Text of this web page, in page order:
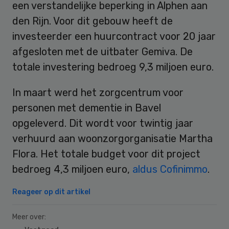
een verstandelijke beperking in Alphen aan
den Rijn. Voor dit gebouw heeft de
investeerder een huurcontract voor 20 jaar
afgesloten met de uitbater Gemiva. De
totale investering bedroeg 9,3 miljoen euro.
In maart werd het zorgcentrum voor
personen met dementie in Bavel
opgeleverd. Dit wordt voor twintig jaar
verhuurd aan woonzorgorganisatie Martha
Flora. Het totale budget voor dit project
bedroeg 4,3 miljoen euro, aldus Cofinimmo.
Reageer op dit artikel
Meer over: